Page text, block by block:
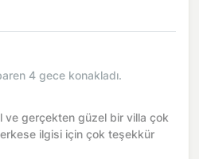
4 gece konakladı.
ve gerçekten güzel bir villa çok
ilgisi için çok teşekkür